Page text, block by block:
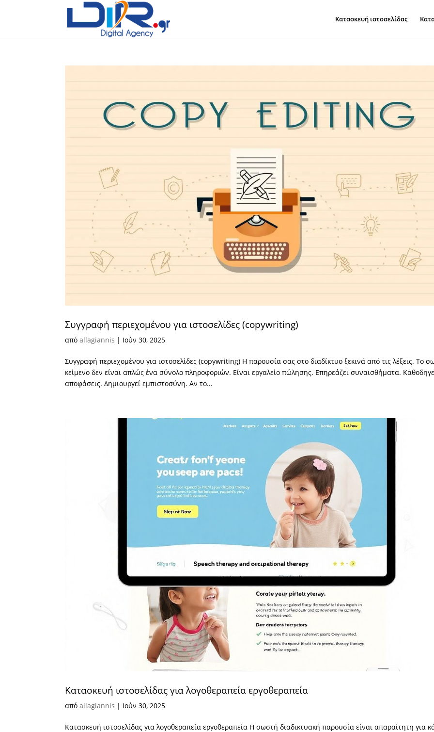
Κατασκευή ιστοσελίδας
Συγγραφή περιεχομένου για ιστοσελίδες (copywriting)
απόallagiannis | Ιούν 30, 2025
Συγγραφή περιεχομένου για ιστοσελίδες (copywriting) Η παρουσία σας στο διαδίκτυο ξεκινά από τις λέξεις. Το
κείμενο δεν είναι απλώς ένα σύνολο πληροφοριών. Είναι εργαλείο πώλησης. Επηρεάζει συναισθήματα.
αποφάσεις. Δημιουργεί εμπιστοσύνη. Αν το...
Κατασκευή ιστοσελίδας για λογοθεραπεία εργοθεραπεία
απόallagiannis | Ιούν 30, 2025
Κατασκευή ιστοσελίδας για λογοθεραπεία εργοθεραπεία Η σωστή διαδικτυακή παρουσία είναι απαραίτητη για